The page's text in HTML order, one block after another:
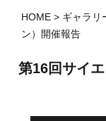
HOME ギャラリ
ン）開催報告
第16回サイ